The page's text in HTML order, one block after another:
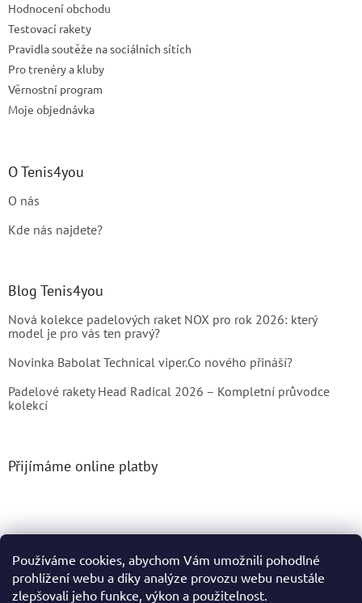
Používáme cookies, abychom Vám umožnili pohodlné
prohlížení webu a díky analýze provozu webu neustále
zlepšovali jeho funkce, výkon a použitelnost.
Hodnocení obchodu
Testovací rakety
Pravidla soutěže na sociálních sítích
Pro trenéry a kluby
Věrnostní program
Moje objednávka
O Tenis4you
O nás
Kde nás najdete?
Blog Tenis4you
Nová kolekce padelových raket NOX pro rok 2026: který
model je pro vás ten pravý?
Novinka Babolat Technical viper.Co nového přináší?
Padelové rakety Head Radical 2026 – Kompletní průvodce
kolekcí
Přijímáme online platby
Vytvořil Shoptet